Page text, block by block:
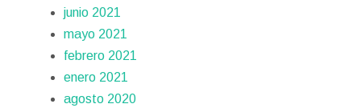
junio 2021
mayo 2021
febrero 2021
enero 2021
agosto 2020